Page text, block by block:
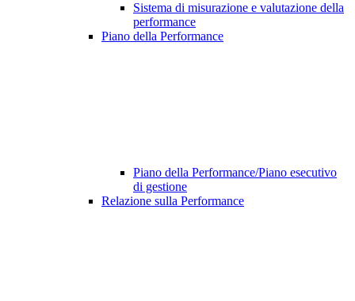
Sistema di misurazione e valutazione della
performance
Piano della Performance
Piano della Performance/Piano esecutivo
di gestione
Relazione sulla Performance